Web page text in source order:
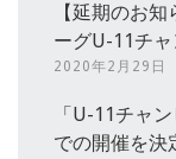
【延期のお
ーグU-11チ
2020年2月29日
「U-11チャ
での開催を決